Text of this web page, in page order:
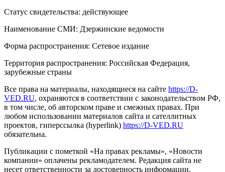
Статус свидетельства: действующее
Наименование СМИ: Дзержинские ведомости
Форма распространения: Сетевое издание
Территория распространения: Российская Федерация,
зарубежные страны
Все права на материалы, находящиеся на сайте https://D-
VED.RU, охраняются в соответствии с законодательством РФ,
в том числе, об авторском праве и смежных правах. При
любом использовании материалов сайта и сателлитных
проектов, гиперссылка (hyperlink) https://D-VED.RU
обязательна.
Публикации с пометкой «На правах рекламы», «Новости
компании» оплачены рекламодателем. Редакция сайта не
несет ответственности за достоверность информации,